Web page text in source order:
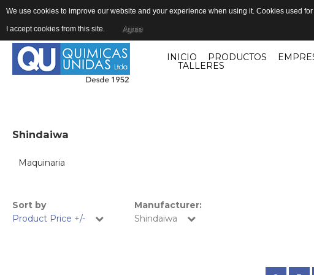
INICIO PRODUCTOS
TALLERES
Shindaiwa
Maquinaria
Sort by
Product Price +/-
Manufacturer:
Shindaiwa
We use cookies to improve our website and your experience when using it. Cookies used
I accept cookies from this site. Agree